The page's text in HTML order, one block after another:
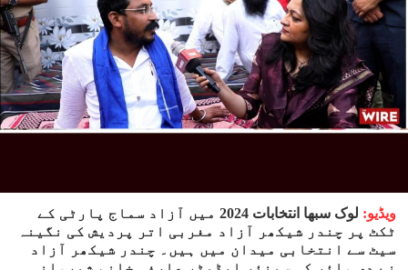
ویڈیو:
لوک سبھا انتخابات 2024 میں آزاد سماج پارٹی کے
ٹکٹ پر چندر شیکھر آزاد مغربی اتر پردیش کی نگینہ
سیٹ سے انتخابی میدان میں ہیں۔ چندر شیکھر آزاد